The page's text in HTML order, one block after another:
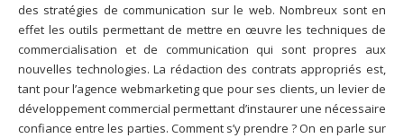
des stratégies de communication sur le web. Nombreux sont en
effet les outils permettant de mettre en œuvre les techniques de
commercialisation et de communication qui sont propres aux
nouvelles technologies. La rédaction des contrats appropriés est,
tant pour l’agence webmarketing que pour ses clients, un levier de
développement commercial permettant d’instaurer une nécessaire
confiance entre les parties. Comment s’y prendre ? On en parle sur